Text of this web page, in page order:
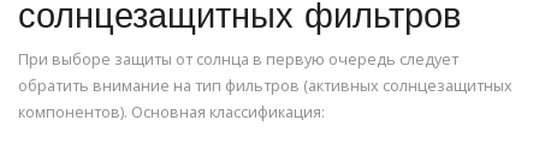
солнцезащитных фильтров
При выборе защиты от солнца в первую очередь следует
обратить внимание на тип фильтров (активных солнцезащитных
компонентов). Основная классификация: